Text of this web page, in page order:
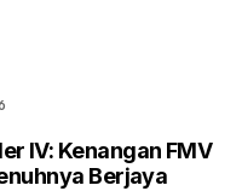
IV: Kenangan FMV
Berjaya